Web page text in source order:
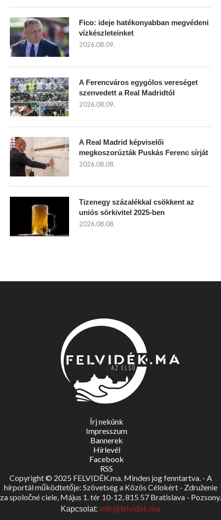
Fico: ideje hatékonyabban megvédeni
vízkészleteinket
2026.08.09.
A Ferencváros egygólos vereséget
szenvedett a Real Madridtól
2026.08.09.
A Real Madrid képviselői
megkoszorúzták Puskás Ferenc sírját
2026.08.08.
Tizenegy százalékkal csökkent az
uniós sörkivitel 2025-ben
2026.08.08.
Írj nekünk
Impresszum
Bannerek
Hírlevél
Facebook
RSS
Copyright © 2025 FELVIDÉK.ma. Minden jog fenntartva. - A
hírportál működtetője: Szövetség a Közös Célokért - Združenie
za spoločné ciele, Május 1. tér 10-12, 815 57 Bratislava - Pozsony.
Kapcsolat: info@felvidek.ma